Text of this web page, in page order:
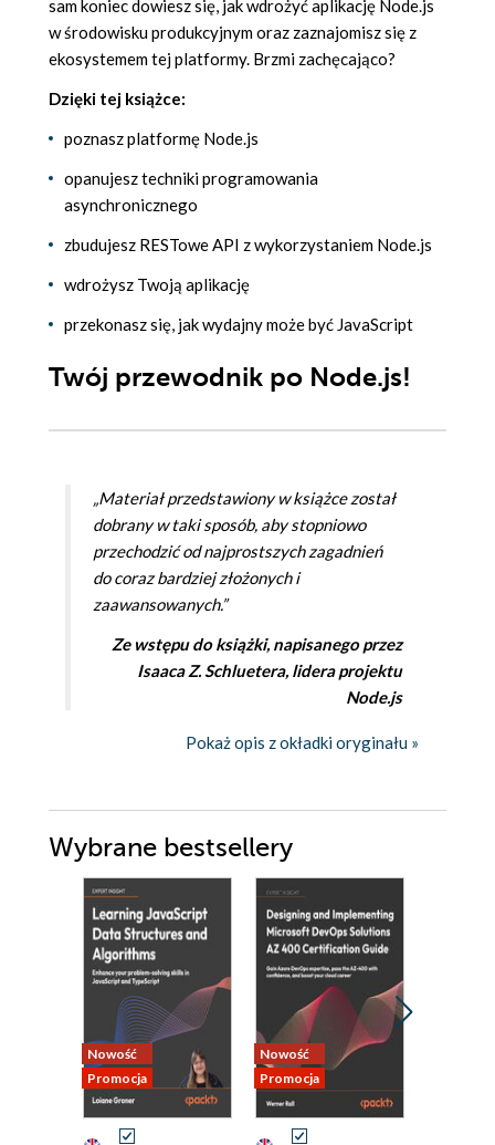
sam koniec dowiesz się, jak wdrożyć aplikację Node.js
w środowisku produkcyjnym oraz zaznajomisz się z
ekosystemem tej platformy. Brzmi zachęcająco?
Dzięki tej książce:
poznasz platformę Node.js
opanujesz techniki programowania
asynchronicznego
zbudujesz RESTowe API z wykorzystaniem Node.js
wdrożysz Twoją aplikację
przekonasz się, jak wydajny może być JavaScript
Twój przewodnik po Node.js!
„Materiał przedstawiony w książce został
dobrany w taki sposób, aby stopniowo
przechodzić od najprostszych zagadnień
do coraz bardziej złożonych i
zaawansowanych.”
Ze wstępu do książki, napisanego przez
Isaaca Z. Schluetera, lidera projektu
Node.js
Pokaż opis z okładki oryginału »
Wybrane bestsellery
Nowość
Promocja
Nowość
Promocja